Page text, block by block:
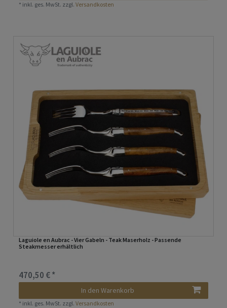
* inkl. ges. MwSt. zzgl.Versandkosten
Laguiole en Aubrac - Vier Gabeln - Teak Maserholz - Passende
Steakmesser erhältlich
470,50 € *
In den Warenkorb
* inkl. ges. MwSt. zzgl.Versandkosten